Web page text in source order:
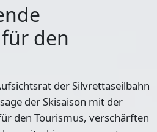
den
der Silvrettaseilbahn
der Skisaison mit der
den Tourismus, verschärften